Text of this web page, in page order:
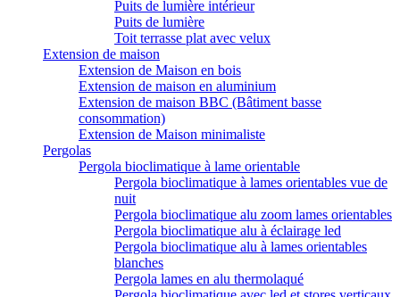
Puits de lumière intérieur
Puits de lumière
Toit terrasse plat avec velux
Extension de maison
Extension de Maison en bois
Extension de maison en aluminium
Extension de maison BBC (Bâtiment basse
consommation)
Extension de Maison minimaliste
Pergolas
Pergola bioclimatique à lame orientable
Pergola bioclimatique à lames orientables vue de
nuit
Pergola bioclimatique alu zoom lames orientables
Pergola bioclimatique alu à éclairage led
Pergola bioclimatique alu à lames orientables
blanches
Pergola lames en alu thermolaqué